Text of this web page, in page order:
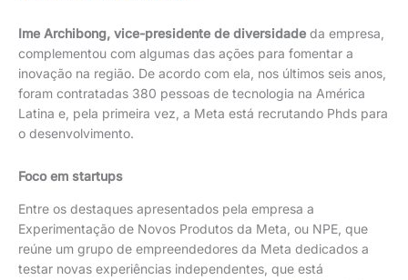
Ime Archibong, vice-presidente de diversidade da empresa,
complementou com algumas das ações para fomentar a
inovação na região. De acordo com ela, nos últimos seis anos,
foram contratadas 380 pessoas de tecnologia na América
Latina e, pela primeira vez, a Meta está recrutando Phds para
o desenvolvimento.
Foco em startups
Entre os destaques apresentados pela empresa a
Experimentação de Novos Produtos da Meta, ou NPE, que
reúne um grupo de empreendedores da Meta dedicados a
testar novas experiências independentes, que está